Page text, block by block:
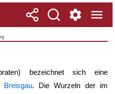
bezeichnet sich eine
Breisgau. Die Wurzeln der im